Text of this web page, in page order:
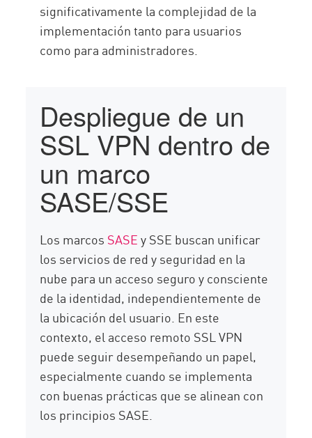
significativamente la complejidad de la
implementación tanto para usuarios
como para administradores.
Despliegue de un
SSL VPN dentro de
un marco
SASE/SSE
Los marcos SASEy SSE buscan unificar
los servicios de red y seguridad en la
nube para un acceso seguro y consciente
de la identidad, independientemente de
la ubicación del usuario. En este
contexto, el acceso remoto SSL VPN
puede seguir desempeñando un papel,
especialmente cuando se implementa
con buenas prácticas que se alinean con
los principios SASE.